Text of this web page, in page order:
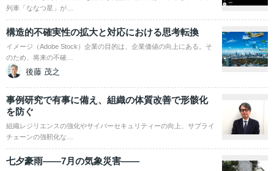
列車「ななつ星」が…
構造的不確実性の拡大と対応における思考転換
イメージ（Adobe Stock）企業の目的は、企業価値の向上にある。そ
のため、将来の不確…
後藤 茂之
事例研究で有事に備え、組織の体質改善で形骸化
を防ぐ
組織レジリエンスの強化やサイバーセキュリティーの向上、サプライ
チェーンの強靭化な…
七夕豪雨――7月の気象災害――